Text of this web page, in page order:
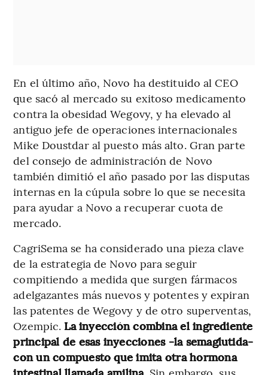
En el último año, Novo ha destituido al CEO
que sacó al mercado su exitoso medicamento
contra la obesidad Wegovy, y ha elevado al
antiguo jefe de operaciones internacionales
Mike Doustdar al puesto más alto. Gran parte
del consejo de administración de Novo
también dimitió el año pasado por las disputas
internas en la cúpula sobre lo que se necesita
para ayudar a Novo a recuperar cuota de
mercado.
CagriSema se ha considerado una pieza clave
de la estrategia de Novo para seguir
compitiendo a medida que surgen fármacos
adelgazantes más nuevos y potentes y expiran
las patentes de Wegovy y de otro superventas,
Ozempic. La inyección combina el ingrediente
principal de esas inyecciones -la semaglutida-
con un compuesto que imita otra hormona